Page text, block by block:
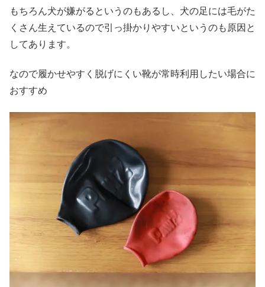
もちろん犬が嫌がるというのもあるし、犬の足には毛がた
くさん生えているので引っ掛かりやすいというのも原因と
してあります。
なので履かせやすく脱げにくい靴が常時利用したい場合に
おすすめ